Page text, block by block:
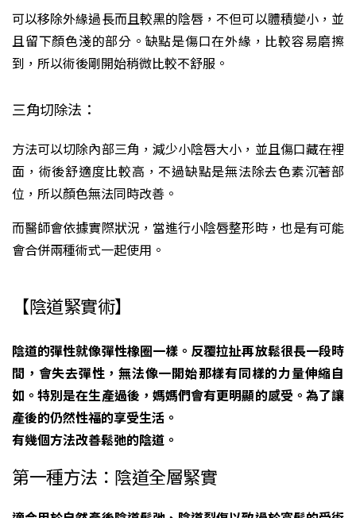
可以移除外緣過長而且較黑的陰唇，不但可以體積變小，並
且留下顏色淺的部分。缺點是傷口在外緣，比較容易磨擦
到，所以術後剛開始稍微比較不舒服。
三角切除法：
方法可以切除內部三角，減少小陰唇大小，並且傷口藏在裡
面，術後舒適度比較高，不過缺點是無法除去色素沉著部
位，所以顏色無法同時改善。
而醫師會依據實際狀況，當進行小陰唇整形時，也是有可能
會合併兩種術式一起使用。
【陰道緊實術】
陰道的彈性就像彈性橡圈一樣。反覆拉扯再放鬆很長一段時
間，會失去彈性，無法像一開始那樣有同樣的力量伸縮自
如。特別是在生產過後，媽媽們會有更明顯的感受。為了讓
產後的仍然性福的享受生活。
有幾個方法改善鬆弛的陰道。
第一種方法：陰道全層緊實